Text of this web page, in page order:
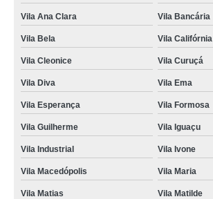
Vila Ana Clara Vila Bancária
Vila Bela Vila Califórnia
Vila Cleonice Vila Curuçá
Vila Diva Vila Ema
Vila Esperança Vila Formosa
Vila Guilherme Vila Iguaçu
Vila Industrial Vila Ivone
Vila Macedópolis Vila Maria
Vila Matias Vila Matilde